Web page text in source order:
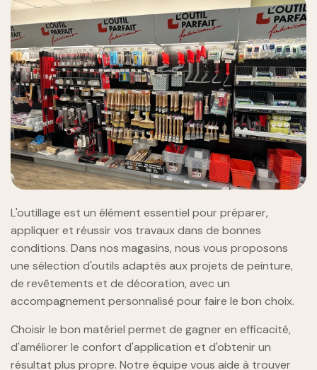
L'outillage est un élément essentiel pour préparer,
appliquer et réussir vos travaux dans de bonnes
conditions. Dans nos magasins, nous vous proposons
une sélection d'outils adaptés aux projets de peinture,
de revêtements et de décoration, avec un
accompagnement personnalisé pour faire le bon choix.
Choisir le bon matériel permet de gagner en efficacité,
d'améliorer le confort d'application et d'obtenir un
résultat plus propre. Notre équipe vous aide à trouver